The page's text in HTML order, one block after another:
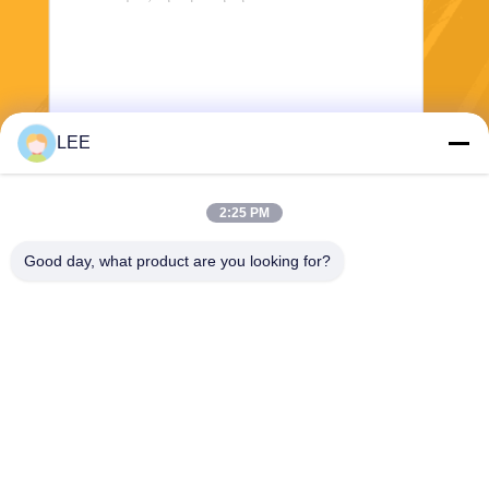
LEE
2:25 PM
Good day, what product are you looking for?